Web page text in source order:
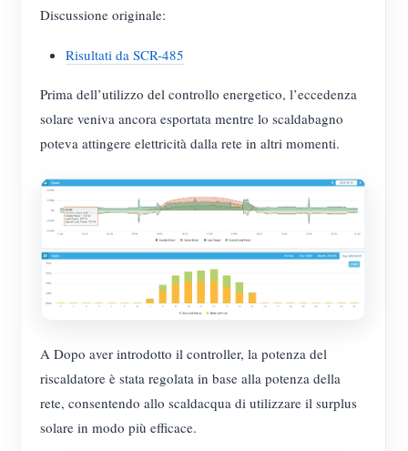
Discussione originale:
Risultati da SCR-485
Prima dell’utilizzo del controllo energetico, l’eccedenza
solare veniva ancora esportata mentre lo scaldabagno
poteva attingere elettricità dalla rete in altri momenti.
A Dopo aver introdotto il controller, la potenza del
riscaldatore è stata regolata in base alla potenza della
rete, consentendo allo scaldacqua di utilizzare il surplus
solare in modo più efficace.